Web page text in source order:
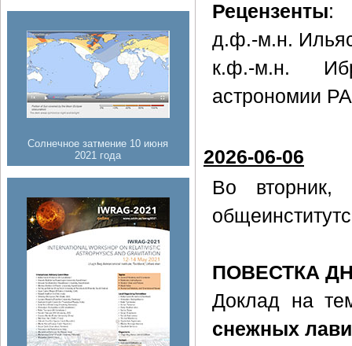
Солнечное затмение 10 июня
2021 года
Рецензенты:
д.ф.-м.н.
к.ф.-м.н.
астрономии
2026-06-06
Во вторник,
ПОВЕСТКА
Доклад на
снежных